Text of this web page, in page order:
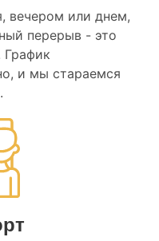
вечером или днем,
перерыв - это
График
и мы стараемся